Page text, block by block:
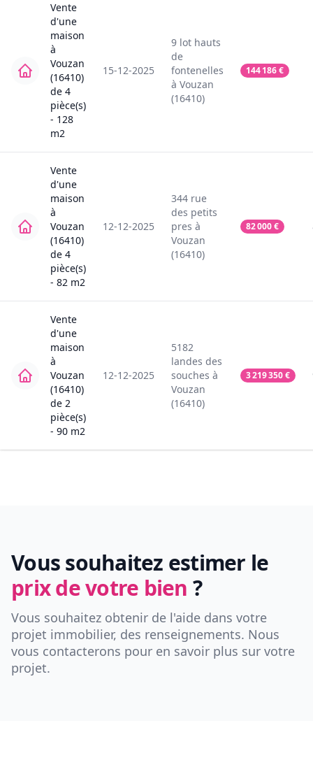
Vente
d'une
maison
à
Vouzan
(16410)
de 4
pièce(s)
- 128
m2
15-12-2025
9 lot hauts
de
fontenelles
à Vouzan
(16410)
144 186€
Vente
d'une
maison
à
Vouzan
(16410)
de 4
pièce(s)
- 82 m2
12-12-2025
344 rue
des petits
pres à
Vouzan
(16410)
82 000€
Vente
d'une
maison
à
Vouzan
(16410)
de 2
pièce(s)
- 90 m2
12-12-2025
5182
landes des
souches à
Vouzan
(16410)
3 219 350€
Vous souhaitez estimer le
prix de votre bien ?
Vous souhaitez obtenir de l'aide dans votre
projet immobilier, des renseignements. Nous
vous contacterons pour en savoir plus sur votre
projet.